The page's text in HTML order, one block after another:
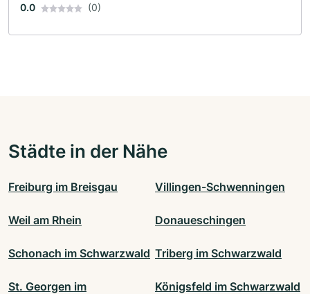
0.0 (0)
Städte in der Nähe
Freiburg im Breisgau Villingen-Schwenningen
Weil am Rhein Donaueschingen
Schonach im Schwarzwald Triberg im Schwarzwald
St. Georgen im
Königsfeld im Schwarzwald